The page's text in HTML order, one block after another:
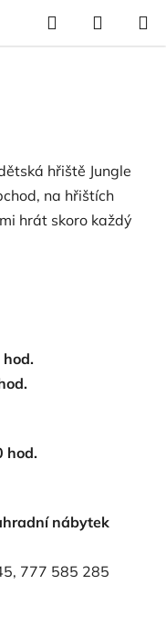
Hledat
KOŠÍK
hřiště Jungle
na hřištích
hrát skoro každý
nábytek
777 585 285